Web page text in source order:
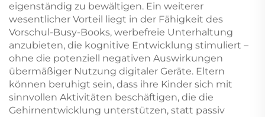
eigenständig zu bewältigen. Ein weiterer
wesentlicher Vorteil liegt in der Fähigkeit des
Vorschul-Busy-Books, werbefreie Unterhaltung
anzubieten, die kognitive Entwicklung stimuliert –
ohne die potenziell negativen Auswirkungen
übermäßiger Nutzung digitaler Geräte. Eltern
können beruhigt sein, dass ihre Kinder sich mit
sinnvollen Aktivitäten beschäftigen, die die
Gehirnentwicklung unterstützen, statt passiv